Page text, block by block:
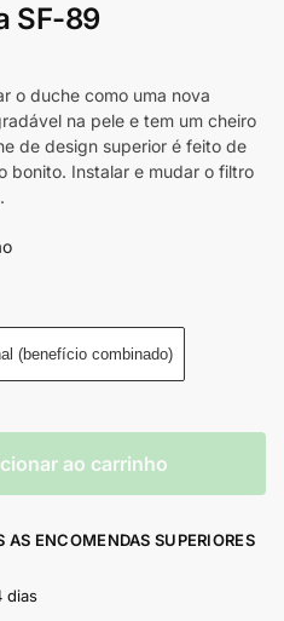
SF-89
o duche como uma nova
na pele e tem um cheiro
de design superior é feito de
bonito. Instalar e mudar o filtro
(benefício combinado)
ao carrinho
ENCOMENDAS SUPERIORES
dias